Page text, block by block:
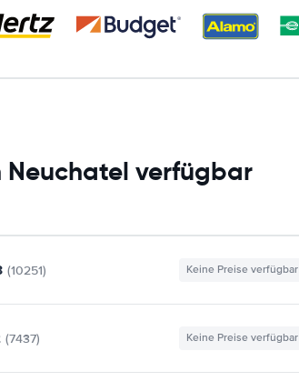
Neuchatel verfügbar
(10251) Keine Preise verfügbar
(7437) Keine Preise verfügbar